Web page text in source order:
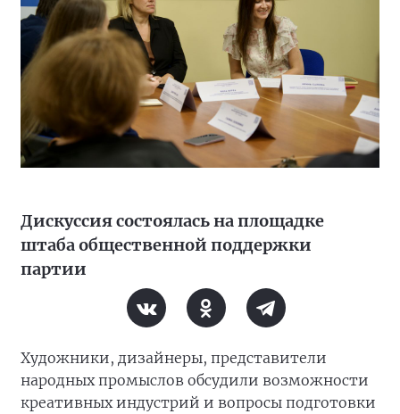
Дискуссия состоялась на площадке
штаба общественной поддержки
партии
Художники, дизайнеры, представители
народных промыслов обсудили возможности
креативных индустрий и вопросы подготовки